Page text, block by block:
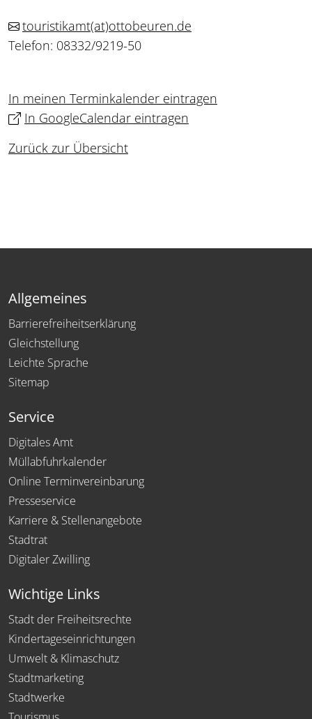
touristikamt(at)ottobeuren.de
Telefon: 08332/9219-50
In meinen Terminkalender eintragen
In GoogleCalendar eintragen
Zurück zur Übersicht
Allgemeines
Barrierefreiheitserklärung
Gleichstellung
Leichte Sprache
Sitemap
Service
Digitales Amt
Müllabfuhrkalender
Online Terminvereinbarung
Presseservice
Karriere & Stellenangebote
Stadtrat
Digitaler Zwilling
Wichtige Links
Stadt der Freiheitsrechte
Kindertageseinrichtungen
Umwelt & Klimaschutz
Stadtmarketing
Stadtwerke